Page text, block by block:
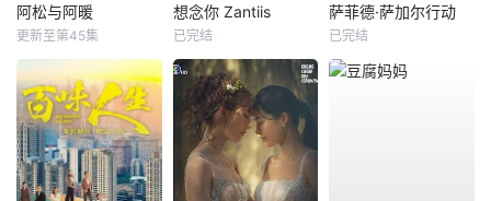
阿松与阿暖
更新至第45集
想念你 Zantiis
已完结
萨菲德·萨加尔行动
已完结